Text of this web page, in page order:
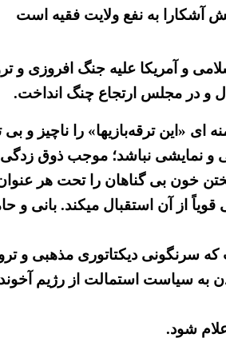
آشکارا به نفع ولایت فقیه است
و آمریکا علیه جنگ افروزی و
و در مجلس ارتجاع چنگ انداخت.
ای «این ترقه‌بازیها» را ناچیز
و نمایشی نباشد؛ موجب ذوق
خون بی گناهان را تحت هر
سرنگونی دیکتاتوری مذهبی و
به سیاست استمالت از رژیم
شود.